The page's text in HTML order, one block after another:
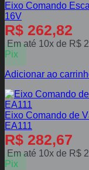
Eixo Comando
16V
R$ 262,82
Em até 10x de R$
Pix
Adicionar ao
Eixo Comando de
EA111
R$ 282,67
Em até 10x de R$
Pix